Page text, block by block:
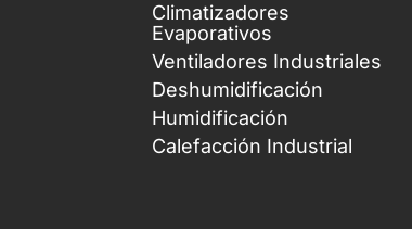
Climatizadores
Evaporativos
Ventiladores Industriales
Deshumidificación
Humidificación
Calefacción Industrial